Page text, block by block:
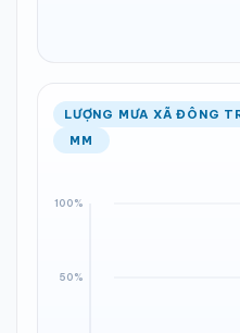
LƯỢNG MƯA XÃ ĐÔNG
MM